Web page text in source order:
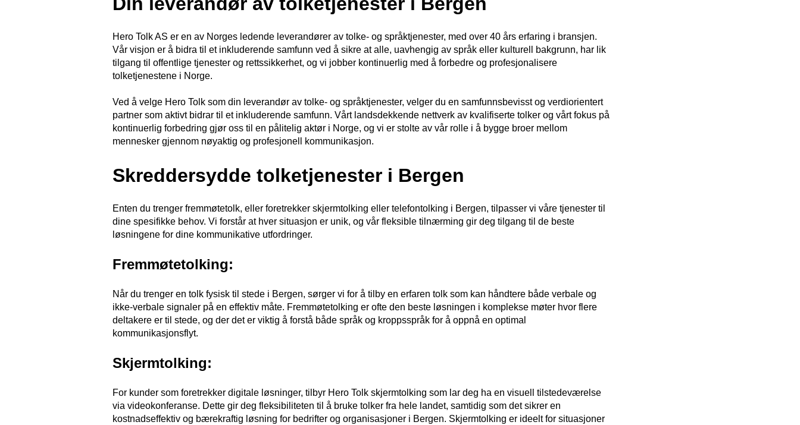
Hero Tolk AS er en av Norges ledende leverandører av tolke- og språktjenester, med over 40 års erfaring i bransjen.
Vår visjon er å bidra til et inkluderende samfunn ved å sikre at alle, uavhengig av språk eller kulturell bakgrunn, har lik
tilgang til offentlige tjenester og rettssikkerhet, og vi jobber kontinuerlig med å forbedre og profesjonalisere
tolketjenestene i Norge.
Ved å velge Hero Tolk som din leverandør av tolke- og språktjenester, velger du en samfunnsbevisst og verdiorientert
partner som aktivt bidrar til et inkluderende samfunn. Vårt landsdekkende nettverk av kvalifiserte tolker og vårt fokus på
kontinuerlig forbedring gjør oss til en pålitelig aktør i Norge, og vi er stolte av vår rolle i å bygge broer mellom
mennesker gjennom nøyaktig og profesjonell kommunikasjon.
Skreddersydde tolketjenester i Bergen
Enten du trenger fremmøtetolk, eller foretrekker skjermtolking eller telefontolking i Bergen, tilpasser vi våre tjenester til
dine spesifikke behov. Vi forstår at hver situasjon er unik, og vår fleksible tilnærming gir deg tilgang til de beste
løsningene for dine kommunikative utfordringer.
Fremmøtetolking:
Når du trenger en tolk fysisk til stede i Bergen, sørger vi for å tilby en erfaren tolk som kan håndtere både verbale og
ikke-verbale signaler på en effektiv måte. Fremmøtetolking er ofte den beste løsningen i komplekse møter hvor flere
deltakere er til stede, og der det er viktig å forstå både språk og kroppsspråk for å oppnå en optimal
kommunikasjonsflyt.
Skjermtolking:
For kunder som foretrekker digitale løsninger, tilbyr Hero Tolk skjermtolking som lar deg ha en visuell tilstedeværelse
via videokonferanse. Dette gir deg fleksibiliteten til å bruke tolker fra hele landet, samtidig som det sikrer en
kostnadseffektiv og bærekraftig løsning for bedrifter og organisasjoner i Bergen. Skjermtolking er ideelt for situasjoner